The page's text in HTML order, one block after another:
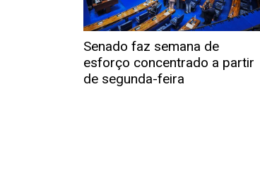
Senado faz semana de
esforço concentrado a partir
de segunda-feira